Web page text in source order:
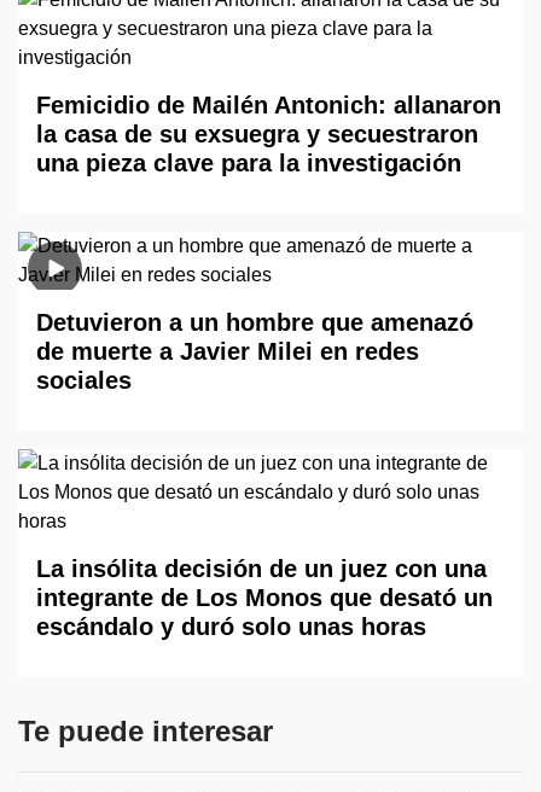
Femicidio de Mailén Antonich: allanaron
la casa de su exsuegra y secuestraron
una pieza clave para la investigación
Detuvieron a un hombre que amenazó
de muerte a Javier Milei en redes
sociales
La insólita decisión de un juez con una
integrante de Los Monos que desató un
escándalo y duró solo unas horas
Te puede interesar